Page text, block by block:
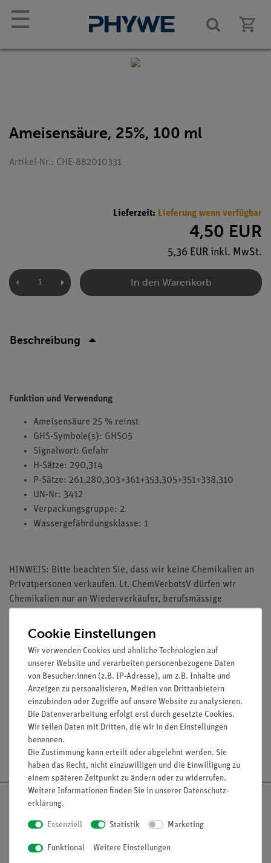
☰
Ameisensäure, 25%, 100 ml
Artikel-Nr.: CHE-882010331
Lieferzeit: Lieferung wenn verfügbar
4,50 EUR
5,36 EUR inkl. MwSt.
In den Warenkorb
Beschreibung
Funktion und Verwendung
Ameisensäure 25 % reinst
GHS-Symbole(s): GHS05
Signalwort: Gefahr
H-Sätze: 290,314
P-Sätze: 261,280,303+361+353,305+351+338,310
UN-Nr: 3412
Verpackungsgruppe: 2
Wassergefährdungsklasse: 1
HINWEIS: Bitte beachten Sie, dass wir keine Chemikalien an
Privatpersonen verkaufen. Lt. ChemVerbotsV dürfen wir
Chemikalien nur an Wiederverkäufer, berufsmässige
Lehranstalten abgeben.
Media / Downloads
Versandkostenfrei ab 300,- €
Cookie Einstellungen
Wir verwenden Cookies und ähnliche Technologien auf
unserer Website und verarbeiten personenbezogene Daten
von Besucher:innen (z.B. IP-Adresse), um z.B. Inhalte und
Anzeigen zu personalisieren, Medien von Drittanbietern
einzubinden oder Zugriffe auf unsere Website zu analysieren.
Die Datenverarbeitung erfolgt erst durch gesetzte Cookies.
Wir teilen Daten mit Dritten, die wir in den Einstellungen
benennen.
Die Zustimmung kann erteilt oder abgelehnt werden. Sie
haben das Recht, nicht einzuwilligen und die Einwilligung zu
einem späteren Zeitpunkt zu ändern oder zu widerrufen.
Weitere Informationen finden Sie in unserer Daten­schutz­
erklärung.
Essenziell Statistik Marketing
Funktional Weitere Einstellungen